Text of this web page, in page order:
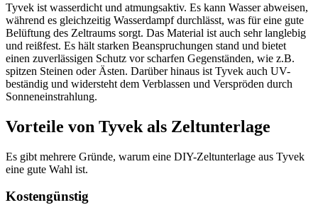
Tyvek ist wasserdicht und atmungsaktiv. Es kann Wasser abweisen,
während es gleichzeitig Wasserdampf durchlässt, was für eine gute
Belüftung des Zeltraums sorgt. Das Material ist auch sehr langlebig
und reißfest. Es hält starken Beanspruchungen stand und bietet
einen zuverlässigen Schutz vor scharfen Gegenständen, wie z.B.
spitzen Steinen oder Ästen. Darüber hinaus ist Tyvek auch UV-
beständig und widersteht dem Verblassen und Verspröden durch
Sonneneinstrahlung.
Vorteile von Tyvek als Zeltunterlage
Es gibt mehrere Gründe, warum eine DIY-Zeltunterlage aus Tyvek
eine gute Wahl ist.
Kostengünstig